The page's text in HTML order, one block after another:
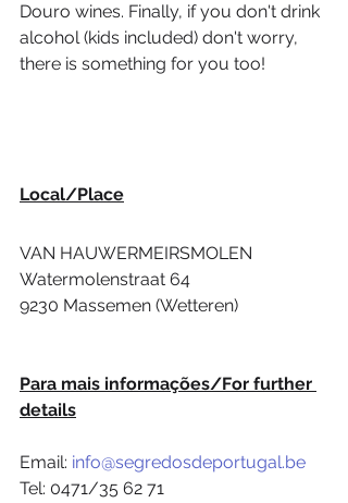
Douro wines. Finally, if you don't drink
alcohol (kids included) don't worry,
there is something for you too!
Local/Place
VAN HAUWERMEIRSMOLEN
Watermolenstraat 64
9230 Massemen (Wetteren)
Para mais informações/For further
details
Email: info@segredosdeportugal.be
Tel: 0471/35 62 71